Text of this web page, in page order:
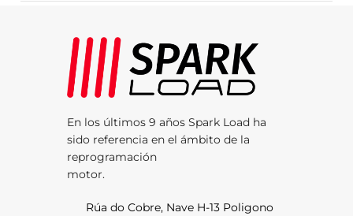
En los últimos 9 años Spark Load ha
sido referencia en el ámbito de la
reprogramación
motor.
Rúa do Cobre, Nave H-13 Poligono